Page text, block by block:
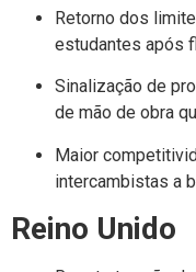
Retorno dos
estudantes após
Sinalização de
de mão de obra
Maior
intercambistas a
Reino Unido